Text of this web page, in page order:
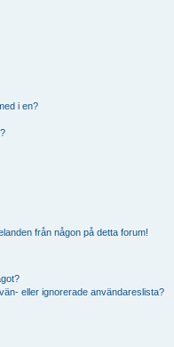
i en?
från någon på detta forum!
eller ignorerade användareslista?